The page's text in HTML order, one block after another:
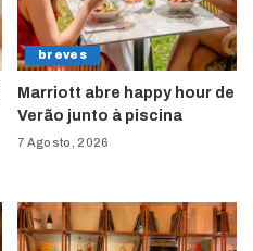
breves
Marriott abre happy hour de
Verão junto à piscina
7 Agosto, 2026